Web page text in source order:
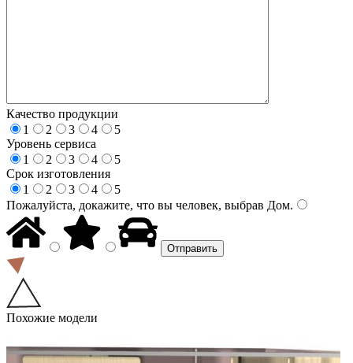
Качество продукции
1
2 3 4
5
Уровень сервиса
1
2 3 4
5
Срок изготовления
1
2 3 4
5
Пожалуйста, докажите, что вы человек, выбрав Дом.
Похожие модели